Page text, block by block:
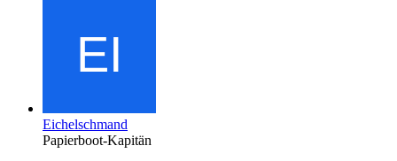
Eichelschmand
Papierboot-Kapitän